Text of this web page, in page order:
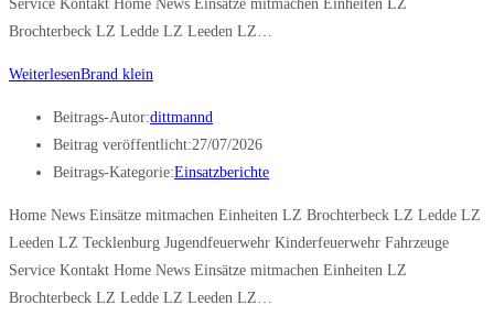
Service Kontakt Home News Einsätze mitmachen Einheiten LZ
Brochterbeck LZ Ledde LZ Leeden LZ…
WeiterlesenBrand klein
Beitrags-Autor:dittmannd
Beitrag veröffentlicht:27/07/2026
Beitrags-Kategorie:Einsatzberichte
Home News Einsätze mitmachen Einheiten LZ Brochterbeck LZ Ledde LZ
Leeden LZ Tecklenburg Jugendfeuerwehr Kinderfeuerwehr Fahrzeuge
Service Kontakt Home News Einsätze mitmachen Einheiten LZ
Brochterbeck LZ Ledde LZ Leeden LZ…